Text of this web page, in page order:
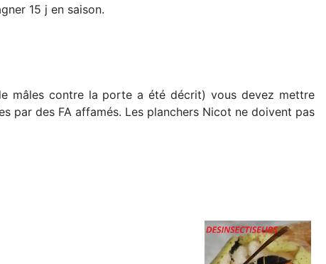
15 j en saison.
mâles contre la porte a été décrit) vous devez mettre
par des FA affamés. Les planchers Nicot ne doivent pas